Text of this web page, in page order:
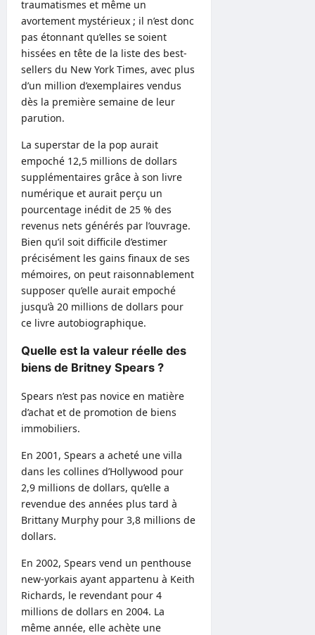
traumatismes et même un
avortement mystérieux ; il n’est donc
pas étonnant qu’elles se soient
hissées en tête de la liste des best-
sellers du New York Times, avec plus
d’un million d’exemplaires vendus
dès la première semaine de leur
parution.
La superstar de la pop aurait
empoché 12,5 millions de dollars
supplémentaires grâce à son livre
numérique et aurait perçu un
pourcentage inédit de 25 % des
revenus nets générés par l’ouvrage.
Bien qu’il soit difficile d’estimer
précisément les gains finaux de ses
mémoires, on peut raisonnablement
supposer qu’elle aurait empoché
jusqu’à 20 millions de dollars pour
ce livre autobiographique.
Quelle est la valeur réelle des
biens de Britney Spears ?
Spears n’est pas novice en matière
d’achat et de promotion de biens
immobiliers.
En 2001, Spears a acheté une villa
dans les collines d’Hollywood pour
2,9 millions de dollars, qu’elle a
revendue des années plus tard à
Brittany Murphy pour 3,8 millions de
dollars.
En 2002, Spears vend un penthouse
new-yorkais ayant appartenu à Keith
Richards, le revendant pour 4
millions de dollars en 2004. La
même année, elle achète une